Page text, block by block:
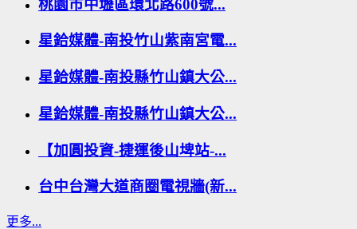
桃園市中壢區環北路600號...
星鉿媒體-南投竹山紫南宮電...
星鉿媒體-南投縣竹山鎮大公...
星鉿媒體-南投縣竹山鎮大公...
【加圓投資-捷運後山埤站-...
台中台灣大道商圈電視牆(新...
更多...